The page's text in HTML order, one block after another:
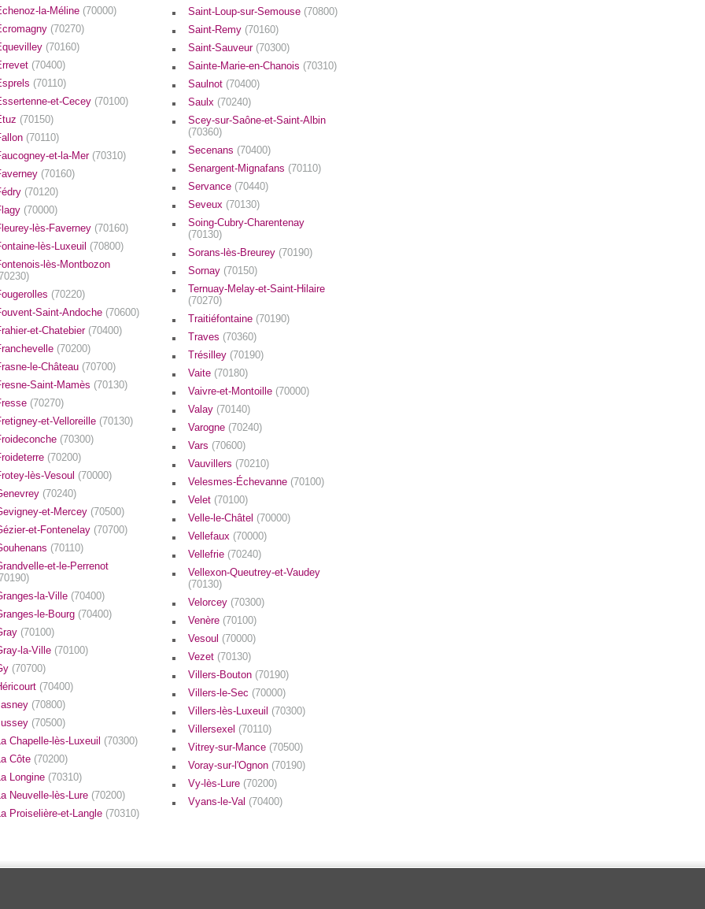
la-Méline (70000)
(70270)
(70160)
(70400)
(70110)
et-Cecey (70100)
(70150)
(70110)
et-la-Mer (70310)
(70160)
(70120)
(70000)
lès-Faverney (70160)
lès-Luxeuil (70800)
lès-Montbozon
(70220)
Saint-Andoche (70600)
et-Chatebier (70400)
(70200)
le-Château (70700)
Saint-Mamès (70130)
(70270)
et-Velloreille (70130)
(70300)
(70200)
lès-Vesoul (70000)
(70240)
et-Mercey (70500)
et-Fontenelay (70700)
(70110)
et-le-Perrenot
la-Ville (70400)
le-Bourg (70400)
(70100)
la-Ville (70100)
(70700)
(70400)
(70800)
(70500)
Chapelle-lès-Luxeuil (70300)
Côte (70200)
Longine (70310)
Neuvelle-lès-Lure (70200)
Proiselière-et-Langle (70310)
Saint-Loup-sur-Semouse (70800)
Saint-Remy (70160)
Saint-Sauveur (70300)
Sainte-Marie-en-Chanois (70310)
Saulnot (70400)
Saulx (70240)
Scey-sur-Saône-et-Saint-Albin
(70360)
Secenans (70400)
Senargent-Mignafans (70110)
Servance (70440)
Seveux (70130)
Soing-Cubry-Charentenay
(70130)
Sorans-lès-Breurey (70190)
Sornay (70150)
Ternuay-Melay-et-Saint-Hilaire
(70270)
Traitiéfontaine (70190)
Traves (70360)
Trésilley (70190)
Vaite (70180)
Vaivre-et-Montoille (70000)
Valay (70140)
Varogne (70240)
Vars (70600)
Vauvillers (70210)
Velesmes-Échevanne (70100)
Velet (70100)
Velle-le-Châtel (70000)
Vellefaux (70000)
Vellefrie (70240)
Vellexon-Queutrey-et-Vaudey
(70130)
Velorcey (70300)
Venère (70100)
Vesoul (70000)
Vezet (70130)
Villers-Bouton (70190)
Villers-le-Sec (70000)
Villers-lès-Luxeuil (70300)
Villersexel (70110)
Vitrey-sur-Mance (70500)
Voray-sur-l'Ognon (70190)
Vy-lès-Lure (70200)
Vyans-le-Val (70400)